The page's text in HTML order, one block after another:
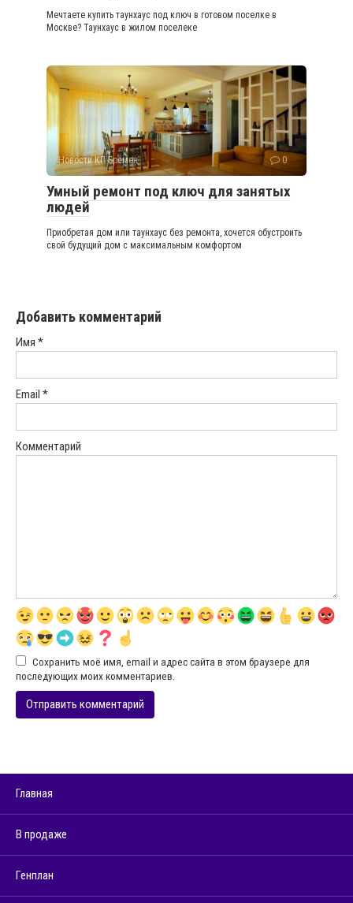
Мечтаете купить таунхаус под ключ в готовом поселке в
Москве? Таунхаус в жилом поселеке
Новости КП Бремен 0
Умный ремонт под ключ для занятых
людей
Приобретая дом или таунхаус без ремонта, хочется обустроить
свой будущий дом с максимальным комфортом
Добавить комментарий
Имя *
Email *
Комментарий
Сохранить моё имя, email и адрес сайта в этом браузере для
последующих моих комментариев.
Главная
В продаже
Генплан